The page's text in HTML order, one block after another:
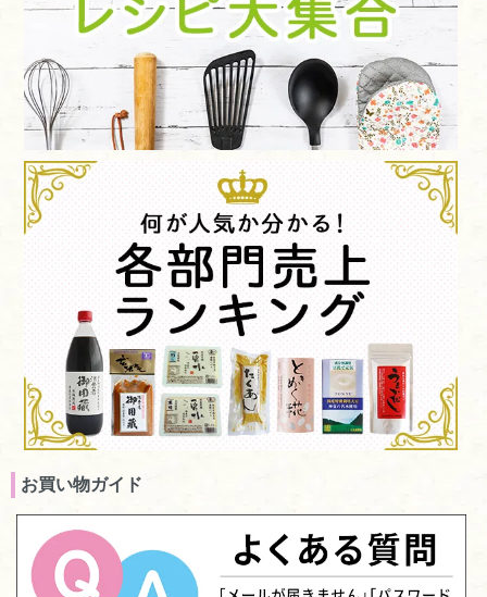
お買い物ガイド